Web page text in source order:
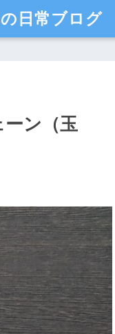
日常ブログ
ン（玉